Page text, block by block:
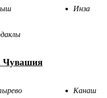
Инза
Чувашия
Канаш